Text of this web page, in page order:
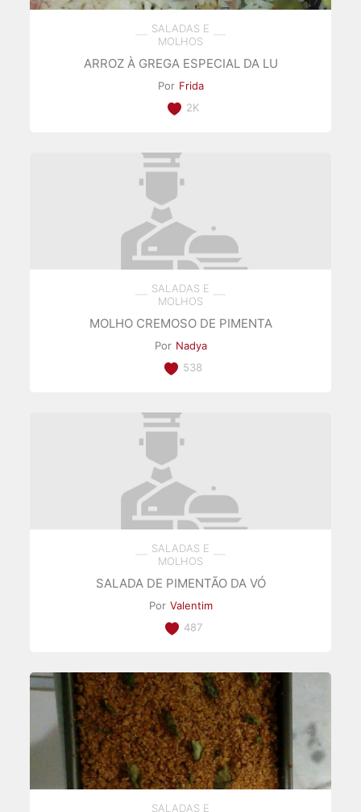
SALADAS E
MOLHOS
ARROZ À GREGA ESPECIAL DA LU
Por Frida
2K
SALADAS E
MOLHOS
MOLHO CREMOSO DE PIMENTA
Por Nadya
538
SALADAS E
MOLHOS
SALADA DE PIMENTÃO DA VÓ
Por Valentim
487
SALADAS E